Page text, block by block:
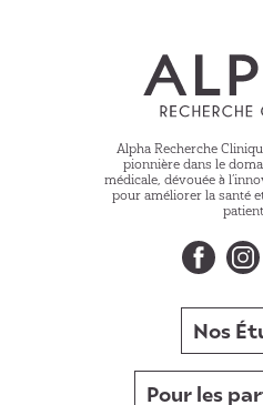
Alpha Recherche
pionnière dans le
médicale, dévouée à
pour améliorer la santé
Nos
Pour les